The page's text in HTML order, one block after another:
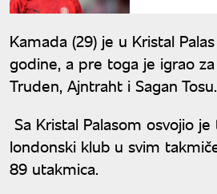
Kamada (29) je u Kristal
godine, a pre toga je igrao
Truden, Ajntraht i Sagan Tosu.
Sa Kristal Palasom osvojio
londonski klub u svim
89 utakmica.